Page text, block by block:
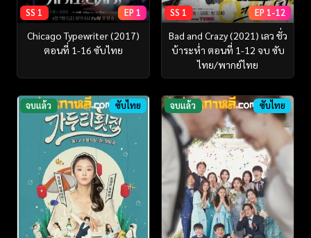
SS 1 EP 1
Chicago Typewriter (2017)
ตอนที่ 1-16 ซับไทย
SS 1 EP 1-12
Bad and Crazy (2021) เลว ชั่ว
บ้าระห่ำ ตอนที่ 1-12 จบ ซับ
ไทย/พากย์ไทย
จบแล้ว ซับไทย จบแล้ว ซับไทย